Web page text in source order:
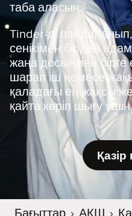
таба аласың.
Tinder-ді
сенікімен бірдей
жаңа досыңмен бірге
шарап іш немесе
қаладағы ең жақсы
қайта көріп шығу
Бағыттар › АҚШ ›